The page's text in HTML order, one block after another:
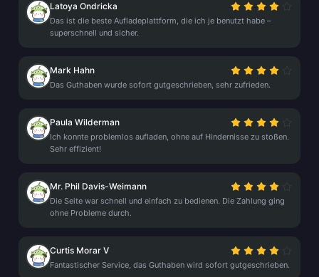
Latoya Ondricka
Das ist die beste Aufladeplattform, die ich je benutzt habe –
superschnell und sicher.
Mark Hahn
Das Guthaben wurde sofort gutgeschrieben, sehr zufrieden.
Paula Wilderman
Ich konnte problemlos aufladen, ohne auf Hindernisse zu stoßen.
Sehr effizient!
Mr. Phil Davis-Weimann
Die Seite war schnell und einfach zu bedienen. Die Zahlung ging
ohne Probleme durch.
Curtis Morar V
Fantastischer Service, das Guthaben wird sofort gutgeschrieben.